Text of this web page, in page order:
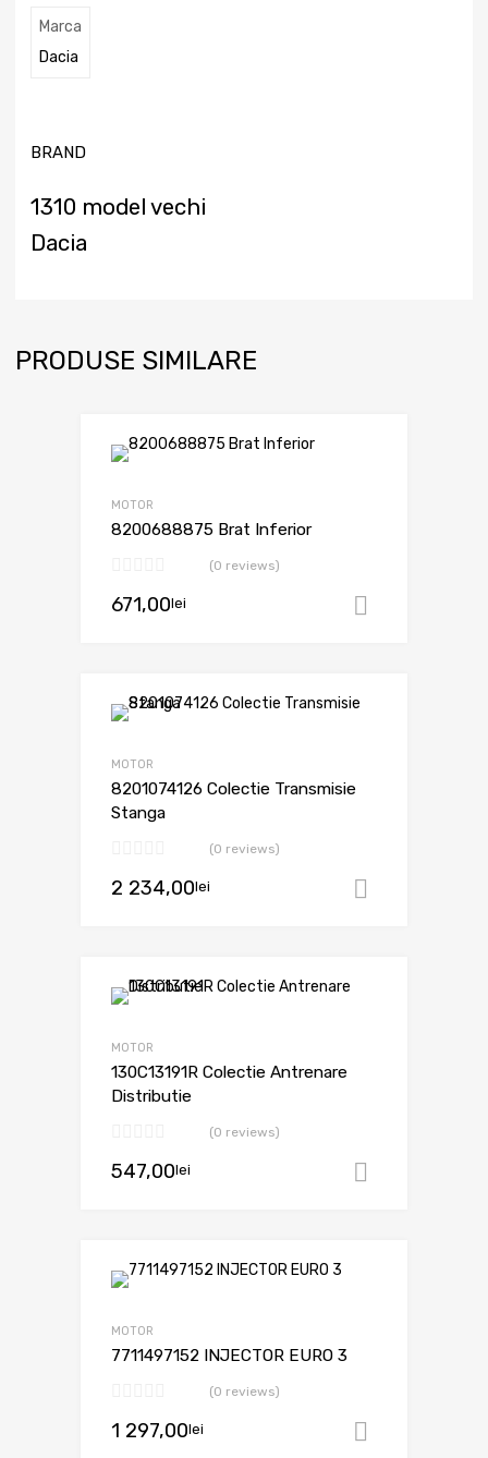
Marca
Dacia
BRAND
1310 model vechi
Dacia
PRODUSE SIMILARE
MOTOR
8200688875 Brat Inferior
(0 reviews)
671,00lei
MOTOR
8201074126 Colectie Transmisie
Stanga
(0 reviews)
2 234,00lei
MOTOR
130C13191R Colectie Antrenare
Distributie
(0 reviews)
547,00lei
MOTOR
7711497152 INJECTOR EURO 3
(0 reviews)
1 297,00lei